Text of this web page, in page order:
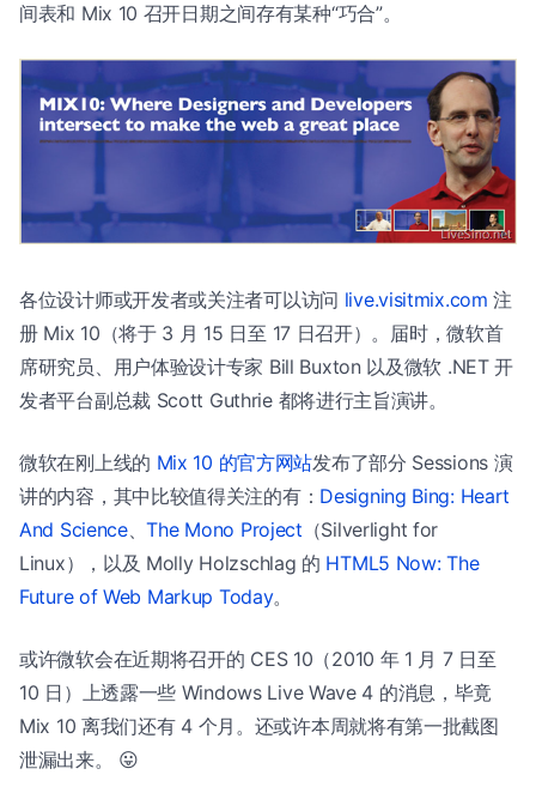
间表和 Mix 10 召开日期之间存有某种“巧合”。
各位设计师或开发者或关注者可以访问 live.visitmix.com 注
册 Mix 10（将于 3 月 15 日至 17 日召开）。届时，微软首
席研究员、用户体验设计专家 Bill Buxton 以及微软 .NET 开
发者平台副总裁 Scott Guthrie 都将进行主旨演讲。
微软在刚上线的 Mix 10 的官方网站发布了部分 Sessions 演
讲的内容，其中比较值得关注的有： Designing Bing: Heart
And Science、The Mono Project （Silverlight for
Linux），以及 Molly Holzschlag 的 HTML5 Now: The
Future of Web Markup Today。
或许微软会在近期将召开的 CES 10（2010 年 1 月 7 日至
10 日）上透露一些 Windows Live Wave 4 的消息，毕竟
Mix 10 离我们还有 4 个月。还或许本周就将有第一批截图
泄漏出来。 😛